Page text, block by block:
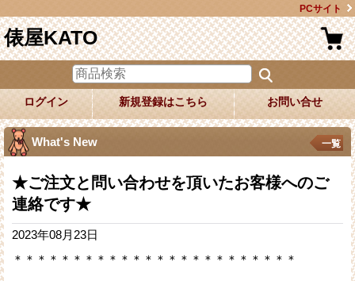
PCサイト
俵屋KATO
ログイン 新規登録はこちら お問い合せ
What's New 一覧
★ご注文と問い合わせを頂いたお客様へのご
連絡です★
2023年08月23日
＊＊＊＊＊＊＊＊＊＊＊＊＊＊＊＊＊＊＊＊＊＊＊＊